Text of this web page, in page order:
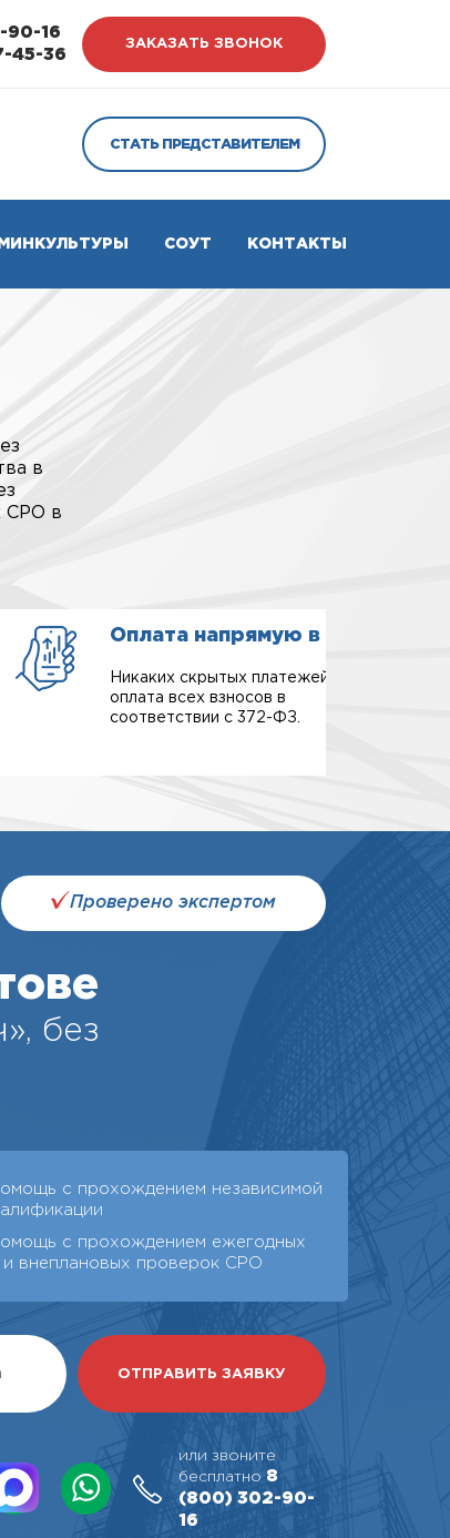
90-16
45-36
ЗАКАЗАТЬ ЗВОНОК
СТАТЬ ПРЕДСТАВИТЕЛЕМ
СОУТ КОНТАКТЫ
в
СРО в
Оплата напрямую в СРО
Никаких скрытых платежей,
оплата всех взносов в
соответствии с 372-ФЗ.
Проверено экспертом
без
с прохождением независимой
с прохождением ежегодных
и внеплановых проверок СРО
или звоните
бесплатно 8
(800) 302-90-
16